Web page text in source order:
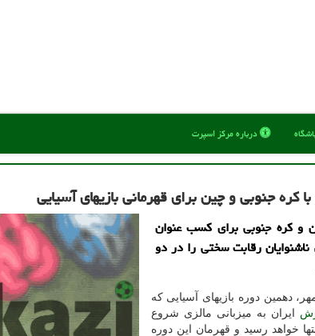
درباره مركز اسپرت
جنوبی و چین برای قهرمانی بازیهای آسیایی
و کره جنوبی برای کسب عنوان
رقابت سختی را در دو
دهمین دوره بازیهای آسیایی که
ایران به میزبانی مالزی شروع
یکشنبه ۱۸ آذر به انتها خواهد رسید و قهرمان این دوره